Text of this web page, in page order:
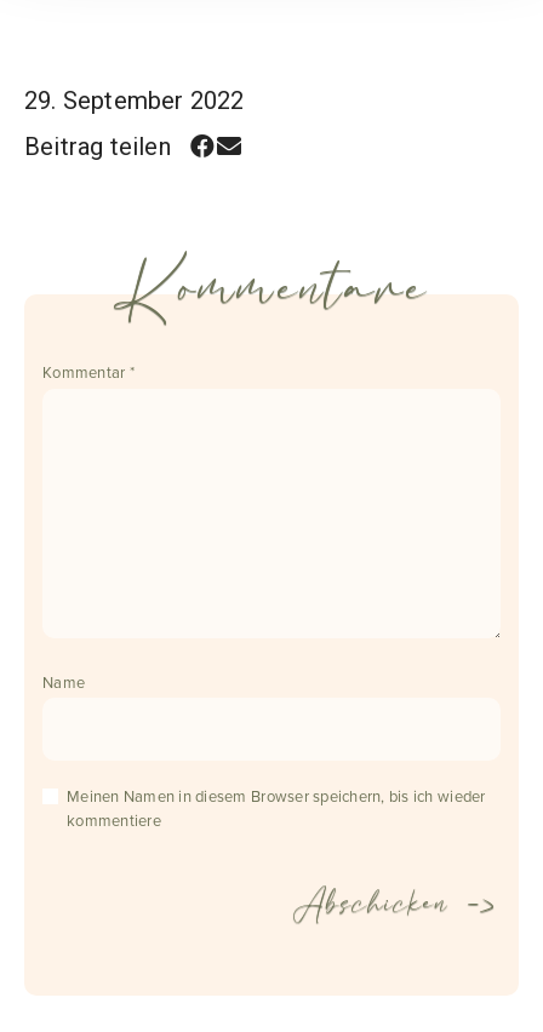
29. September 2022
Beitrag teilen
Kommentare
Kommentar *
Name
Meinen Namen in diesem Browser speichern, bis ich wieder
kommentiere